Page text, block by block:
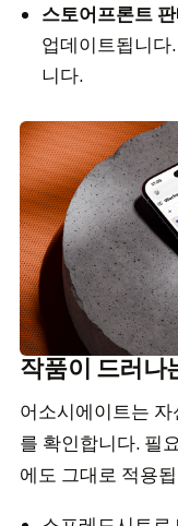
스토어프론트
업데이트됩니다
니다.
작품이 드러나
어소시에이트는
를 확인합니다. 필
에도 그대로 적용